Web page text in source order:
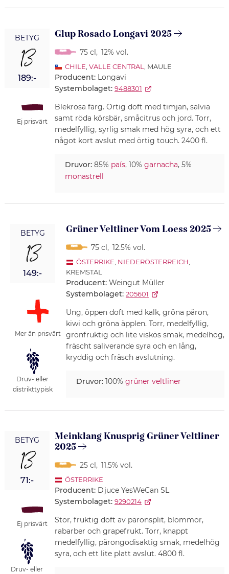
BETYG
13
189:-
Ej prisvärt
Glup Rosado Longavi 2025
75 cl, 12% vol.
CHILE, VALLE CENTRAL, MAULE
Producent: Longavi
Systembolaget: 9488301
Blekrosa färg. Örtig doft med timjan, salvia
samt röda körsbär, småcitrus och jord. Torr,
medelfyllig, syrlig smak med hög syra, och ett
något kort avslut med örtig touch. 2400 fl.
Druvor:85% país, 10% garnacha, 5%
monastrell
BETYG
13
149:-
Mer än prisvärt
Druv- eller
distrikttypisk
Grüner Veltliner Vom Loess 2025
75 cl, 12.5% vol.
ÖSTERRIKE, NIEDERÖSTERREICH,
KREMSTAL
Producent: Weingut Müller
Systembolaget: 205601
Ung, öppen doft med kalk, gröna päron,
kiwi och gröna äpplen. Torr, medelfyllig,
grönfruktig och lite viskös smak, medelhög,
fräscht saliverande syra och en lång,
kryddig och fräsch avslutning.
Druvor:100% grüner veltliner
BETYG
13
71:-
Ej prisvärt
Druv- eller
Meinklang Knusprig Grüner Veltliner
2025
25 cl , 11.5% vol.
ÖSTERRIKE
Producent: Djuce YesWeCan SL
Systembolaget: 9290214
Stor, fruktig doft av päronsplit, blommor,
rabarber och grapefrukt. Torr, knappt
medelfyllig, pärongodisaktig smak, medelhög
syra, och ett lite platt avslut. 4800 fl.